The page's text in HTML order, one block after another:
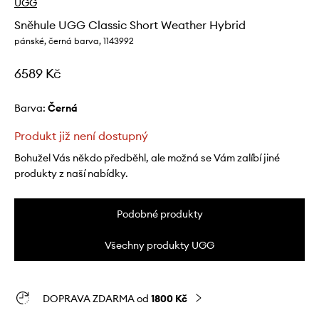
UGG
Sněhule UGG Classic Short Weather Hybrid
pánské, černá barva, 1143992
6589 Kč
Barva: černá
Produkt již není dostupný
Bohužel Vás někdo předběhl, ale možná se Vám zalíbí jiné
produkty z naší nabídky.
Podobné produkty
Všechny produkty UGG
DOPRAVA ZDARMA od 1800 Kč